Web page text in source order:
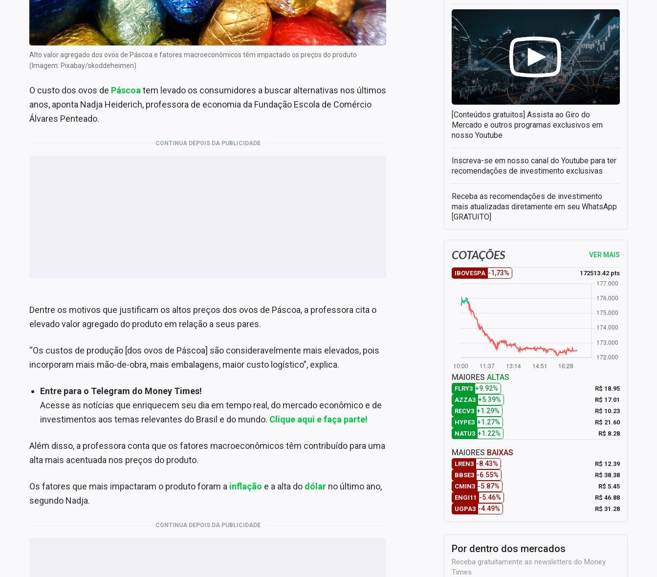
Internacional
Marketing
Tecnologia
Conteúdo de Marca
Expediente
Contato
Alto valor agregado dos ovos de Páscoa e fatores macroeconômicos têm impactado os preços do produto
(Imagem: Pixabay/skoddeheimen)
O custo dos ovos de Páscoa tem levado os consumidores a buscar alternativas nos últimos
anos, aponta Nadja Heiderich, professora de economia da Fundação Escola de Comércio
Álvares Penteado.
CONTINUA DEPOIS DA PUBLICIDADE
Dentre os motivos que justificam os altos preços dos ovos de Páscoa, a professora cita o
elevado valor agregado do produto em relação a seus pares.
“Os custos de produção [dos ovos de Páscoa] são consideravelmente mais elevados, pois
incorporam mais mão-de-obra, mais embalagens, maior custo logístico”, explica.
Entre para o Telegram do Money Times!
Acesse as notícias que enriquecem seu dia em tempo real, do mercado econômico e de
investimentos aos temas relevantes do Brasil e do mundo. Clique aqui e faça parte!
Além disso, a professora conta que os fatores macroeconômicos têm contribuído para uma
alta mais acentuada nos preços do produto.
Os fatores que mais impactaram o produto foram a inflação e a alta do dólar no último ano,
segundo Nadja.
CONTINUA DEPOIS DA PUBLICIDADE
[Conteúdos gratuitos] Assista ao Giro do
Mercado e outros programas exclusivos em
nosso Youtube
Inscreva-se em nosso canal do Youtube para ter
recomendações de investimento exclusivas
Receba as recomendações de investimento
mais atualizadas diretamente em seu WhatsApp
[GRATUITO]
COTAÇÕES VER MAIS
IBOVESPA -1,73% 172513.42 pts
MAIORES ALTAS
FLRY3 +9.92%
R$ 18.95
AZZA3 +5.39%
R$ 17.01
RECV3 +1.29%
R$ 10.23
HYPE3 +1.27%
R$ 21.60
NATU3 +1.22% R$ 8.28
MAIORES BAIXAS
LREN3 -8.43%
R$ 12.39
BBSE3 -6.55%
R$ 38.38
CMIN3 -5.87%
R$ 5.45
ENGI11 -5.46%
R$ 46.88
UGPA3 -4.49% R$ 31.28
Por dentro dos mercados
Receba gratuitamente as newsletters do Money
Times